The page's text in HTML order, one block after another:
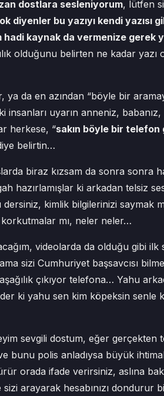
dostlara sesleniyorum, lütfen
diyenler bu yazıyı kendi yazısı
hadi kaynak da vermenize gerek
olduğunu belirten ne kadar
ya da en azından “böyle bir
insanları uyarın anneniz,
herkese, “sakın böyle bir
belirtin…
biraz kızsam da sonra sonra
hazırlamışlar ki arkadan telsiz
dersiniz, kimlik bilgilerinizi saymak
mı, neler neler…
videolarda da olduğu gibi
sizi Cumhuriyet başsavcısı
çıkıyor telefona… Yahu
der ki yahu sen kim köpeksin senle
sevgili dostum, eğer gerçekten
bunu polis anladıysa büyük
orada ifade verirsiniz, aslına
arayarak hesabınızı dondurur